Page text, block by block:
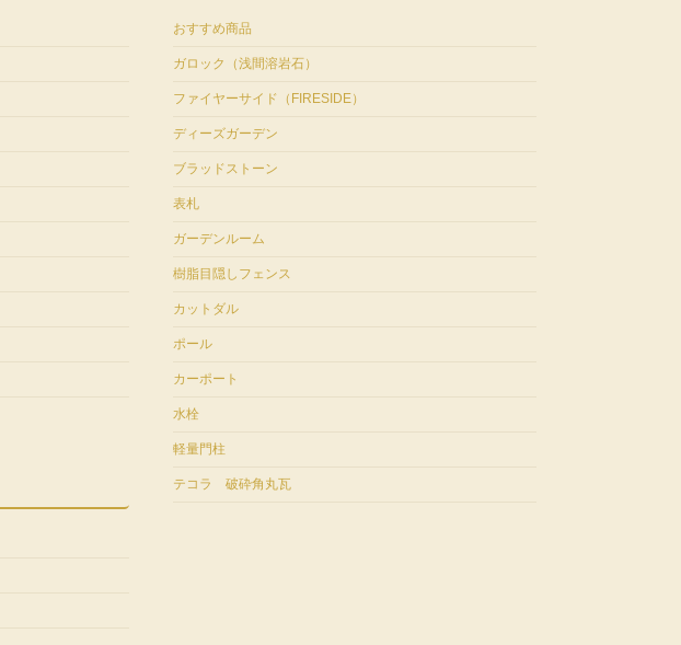
おすすめ商品
ガロック（浅間溶岩石）
ファイヤーサイド（FIRESIDE）
ディーズガーデン
ブラッドストーン
表札
ガーデンルーム
樹脂目隠しフェンス
カットダル
ポール
カーポート
水栓
軽量門柱
テコラ 破砕角丸瓦